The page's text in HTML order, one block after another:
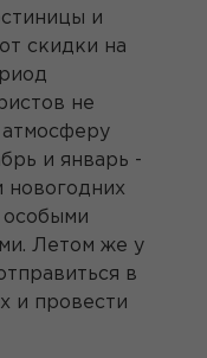
и
скидки на
не
атмосферу
и январь -
новогодних
особыми
Летом же у
в
и провести